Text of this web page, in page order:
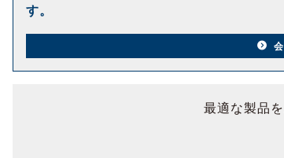
す。
最適な製品